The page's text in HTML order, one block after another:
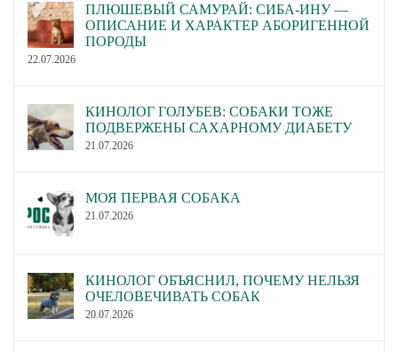
ПЛЮШЕВЫЙ САМУРАЙ: СИБА-ИНУ —
ОПИСАНИЕ И ХАРАКТЕР АБОРИГЕННОЙ
ПОРОДЫ
22.07.2026
КИНОЛОГ ГОЛУБЕВ: СОБАКИ ТОЖЕ
ПОДВЕРЖЕНЫ САХАРНОМУ ДИАБЕТУ
21.07.2026
МОЯ ПЕРВАЯ СОБАКА
21.07.2026
КИНОЛОГ ОБЪЯСНИЛ, ПОЧЕМУ НЕЛЬЗЯ
ОЧЕЛОВЕЧИВАТЬ СОБАК
20.07.2026